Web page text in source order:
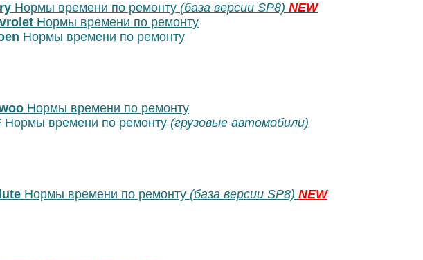
Нормы времени по ремонту (база версии SP8) NEW
Нормы времени по ремонту
Нормы времени по ремонту
Нормы времени по ремонту
Нормы времени по ремонту (грузовые автомобили)
Нормы времени по ремонту (база версии SP8) NEW